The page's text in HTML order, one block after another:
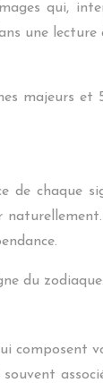
qui,
une
majeurs et
de chaque
du zodiaque.